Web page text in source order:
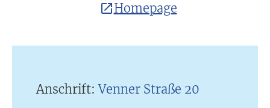
Homepage
Anschrift:Venner Straße 20